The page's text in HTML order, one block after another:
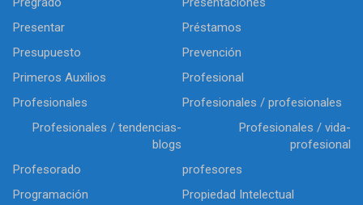
Presentar
Préstamos
Presupuesto
Prevención
Primeros Auxilios
Profesional
Profesionales
Profesionales / profesionales
Profesionales / tendencias-
blogs
Profesionales / vida-
profesional
Profesorado
profesores
Programación
Propiedad Intelectual